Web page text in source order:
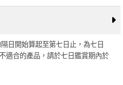
日開始算起至第七日止，為七日
適合的產品，請於七日鑑賞期內於